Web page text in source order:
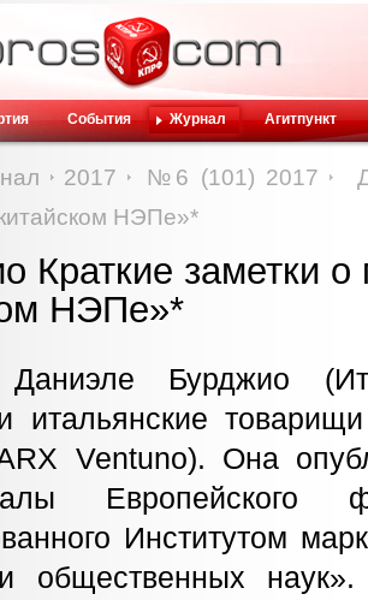
События Журнал Агитпункт
2017 №6 (101) 2017
НЭПе»*
Краткие заметки о
НЭПе»*
Даниэле Бурджио
итальянские
Ventuno). Она
Институтом
общественных